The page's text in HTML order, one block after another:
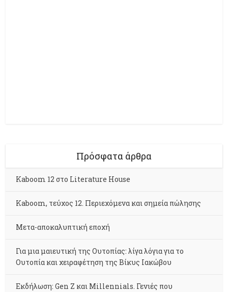
Πρόσφατα άρθρα
Kaboom 12 στο Literature House
Kaboom, τεύχος 12. Περιεχόμενα και σημεία πώλησης
Μετα-αποκαλυπτική εποχή
Για μια μαιευτική της Ουτοπίας: λίγα λόγια για το
Ουτοπία και χειραφέτηση της Βίκυς Ιακώβου
Εκδήλωση: Gen Z και Millennials. Γενιές που